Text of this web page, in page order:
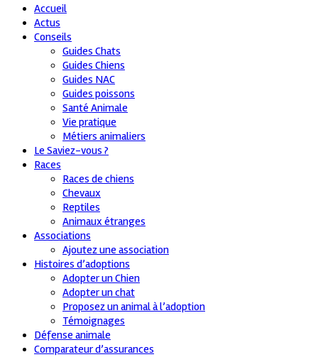
Accueil
Actus
Conseils
Guides Chats
Guides Chiens
Guides NAC
Guides poissons
Santé Animale
Vie pratique
Métiers animaliers
Le Saviez-vous ?
Races
Races de chiens
Chevaux
Reptiles
Animaux étranges
Associations
Ajoutez une association
Histoires d’adoptions
Adopter un Chien
Adopter un chat
Proposez un animal à l’adoption
Témoignages
Défense animale
Comparateur d’assurances